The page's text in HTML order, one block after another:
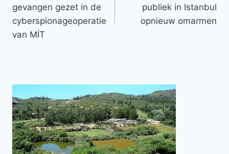
gevangen gezet in de
cyberspionageoperatie
van MİT
publiek in Istanbul
opnieuw omarmen